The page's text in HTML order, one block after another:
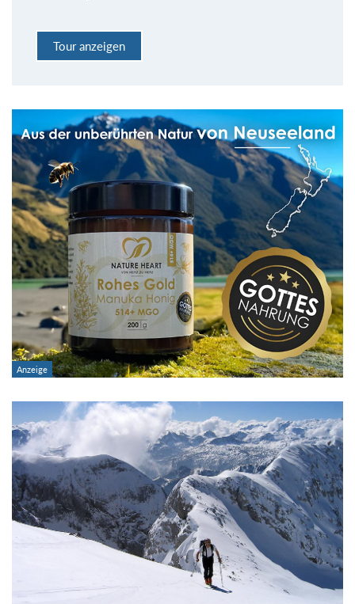
Tour anzeigen